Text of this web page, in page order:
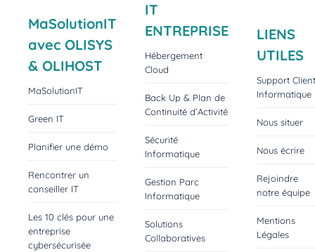
MaSolutionIT
avec OLISYS
& OLIHOST
MaSolutionIT
Green IT
Planifier une démo
Rencontrer un
conseiller IT
Les 10 clés pour une
entreprise
cybersécurisée
IT
ENTREPRISE
Hébergement
Cloud
Back Up & Plan de
Continuité d’Activité
Sécurité
Informatique
Gestion Parc
Informatique
Solutions
Collaboratives
LIENS
UTILES
Support Client
Informatique
Nous situer
Nous écrire
Rejoindre
notre équipe
Mentions
Légales